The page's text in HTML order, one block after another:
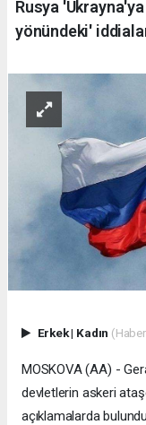
Rusya 'Ukrayna'ya
yönündeki'
Erkek| Kadın
MOSKOVA (AA) -
devletlerin askeri
açıklamalarda